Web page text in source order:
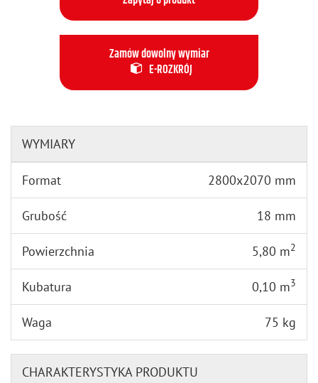
Zamów dowolny wymiar
E-ROZKRÓJ
WYMIARY
Format 2800x2070 mm
Grubość 18 mm
Powierzchnia 5,80 m2
Kubatura 0,10 m3
Waga 75 kg
CHARAKTERYSTYKA PRODUKTU